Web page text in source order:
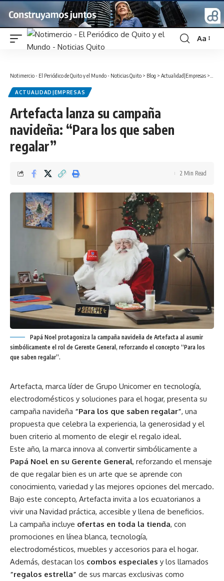
Font
Aa
Notimercio - El Periódico de Quito y el Mundo - Noticias Quito > Blog > Actualidad|Empresas >
ACTUALIDAD|EMPRESAS
Artefacta lanza su campaña
navideña: “Para los que saben
regalar”
2 Min Read
Papá Noel protagoniza la campaña navideña de Artefacta al asumir
simbólicamente el rol de Gerente General, reforzando el concepto “Para los
que saben regalar”.
Artefacta, marca líder de Grupo Unicomer en tecnología,
electrodomésticos y soluciones para el hogar, presenta su
campaña navideña “Para los que saben regalar”, una
propuesta que celebra la experiencia, la generosidad y el
buen criterio al momento de elegir el regalo ideal.
Este año, la marca innova al convertir simbólicamente a
Papá Noel en su Gerente General, reforzando el mensaje
de que regalar bien es un arte que se aprende con
conocimiento, variedad y las mejores opciones del mercado.
Bajo este concepto, Artefacta invita a los ecuatorianos a
vivir una Navidad práctica, accesible y llena de beneficios.
La campaña incluye ofertas en toda la tienda, con
promociones en línea blanca, tecnología,
electrodomésticos, muebles y accesorios para el hogar.
Además, destacan los combos especiales y los llamados
“regalos estrella” de sus marcas exclusivas como